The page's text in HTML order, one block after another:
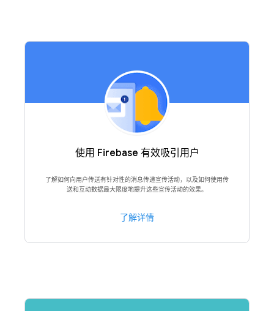
使用 Firebase 有效吸引用户
了解如何向用户传送有针对性的消息传递宣传活动，以及如何使用传
送和互动数据最大限度地提升这些宣传活动的效果。
了解详情